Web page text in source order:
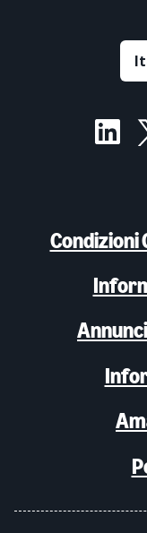
Condizioni